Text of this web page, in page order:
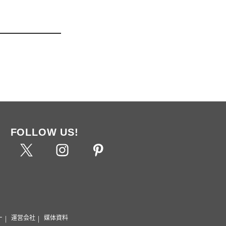
FOLLOW US!
運営会社 媒体資料